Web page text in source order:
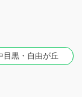
目黒・自由が丘